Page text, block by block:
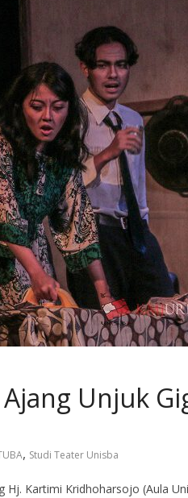
Unjuk
, Studi Teater Unisba
Hj. Kartimi Kridhoharsojo (Aula